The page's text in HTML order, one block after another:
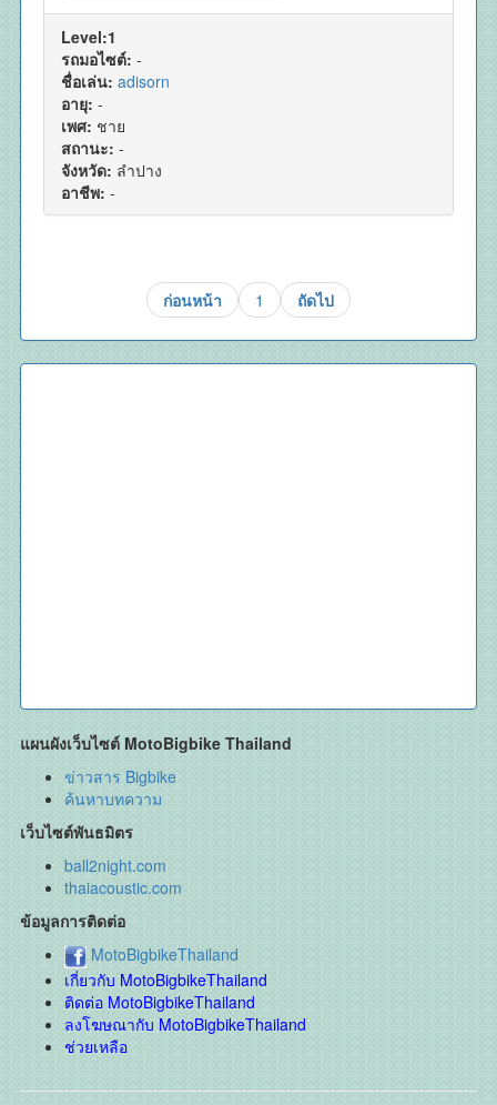
Level:1
รถมอไซต์: -
ชื่อเล่น: adisorn
อายุ: -
เพศ: ชาย
สถานะ: -
จังหวัด: ลำปาง
อาชีพ: -
ก่อนหน้า 1 ถัดไป
แผนผังเว็บไซต์ MotoBigbike Thailand
ข่าวสาร Bigbike
ค้นหาบทความ
เว็บไซต์พันธมิตร
ball2night.com
thaiacoustic.com
ข้อมูลการติดต่อ
MotoBigbikeThailand
เกี่ยวกับ MotoBigbikeThailand
ติดต่อ MotoBigbikeThailand
ลงโฆษณากับ MotoBigbikeThailand
ช่วยเหลือ